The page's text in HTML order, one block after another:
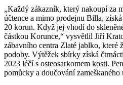
„Každý zákazník, který nakoupí za
účtence a mimo prodejnu Billa,
20 korun. Když jej vhodí do
částkou Korunce,“ vysvětlil Jiří
zábavního centra Zlaté jablko, které
podoby. Výtěžek sbírky získá
2023 léčí s osteosarkomem kosti.
pomůcky a doučování zameškaného